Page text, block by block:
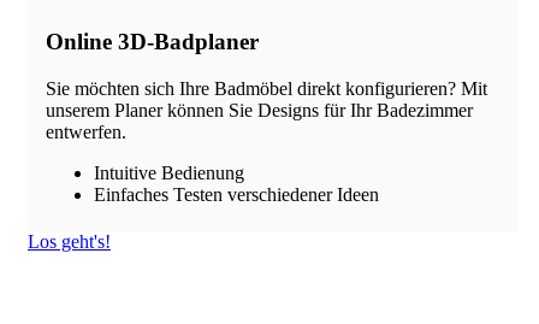
Online 3D-Badplaner
Sie möchten sich Ihre Badmöbel direkt konfigurieren? Mit
unserem Planer können Sie Designs für Ihr Badezimmer
entwerfen.
Intuitive Bedienung
Einfaches Testen verschiedener Ideen
Los geht's!